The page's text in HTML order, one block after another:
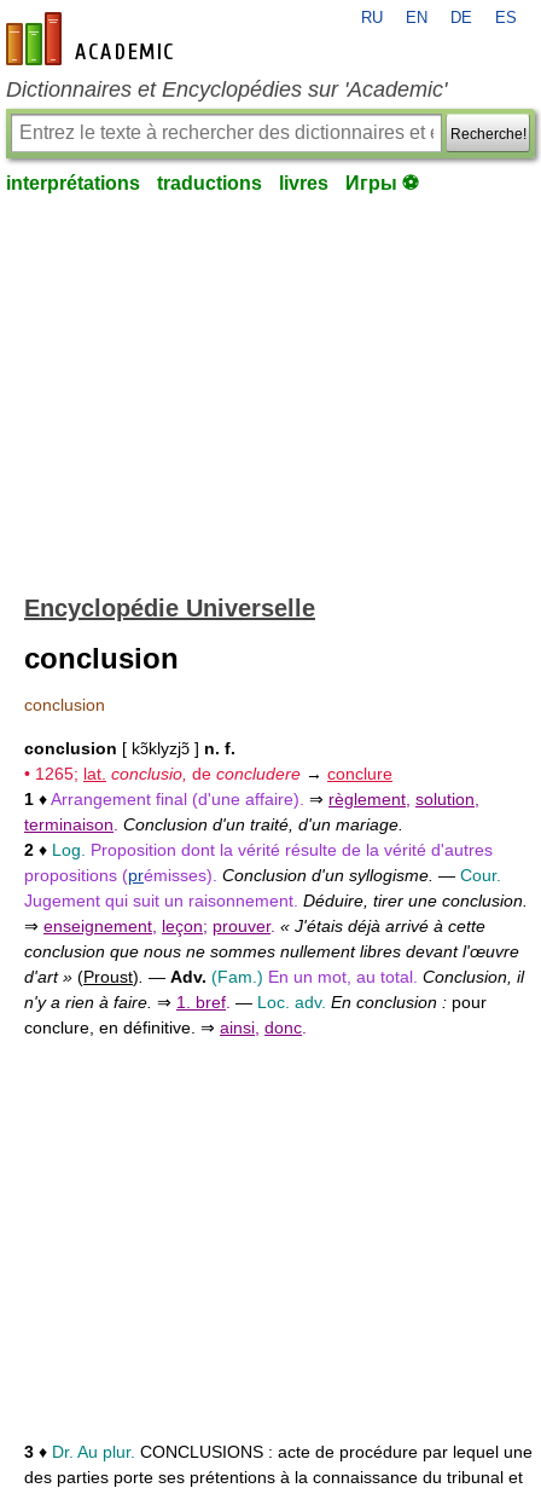
fr-academic.com
RU EN DE ES
Dictionnaires et Encyclopédies sur 'Academic'
Recherche!
interprétations traductions livres Игры ⚽
Encyclopédie Universelle
conclusion
conclusion
conclusion [ kɔ̃klyzjɔ̃ ] n. f.
• 1265; lat. conclusio, de concludere → conclure
1 ♦Arrangement final (d'une affaire). ⇒ règlement solution
terminaison Conclusion d'un traité, d'un mariage.
2 ♦ Log.
Proposition dont la vérité résulte de la vérité d'autres
propositions (prémisses). Conclusion d'un syllogisme. — Cour.
Jugement qui suit un raisonnement. Déduire, tirer une conclusion.
⇒ enseignement leçon; prouver. « J'étais déjà arrivé à cette
conclusion que nous ne sommes nullement libres devant l'œuvre
d'art » (Proust) — Adv. (Fam.) En un mot, au total. Conclusion, il
n'y a rien à faire. ⇒ 1. bref — Loc. adv. En conclusion : pour
conclure, en définitive. ⇒ ainsi donc
3 ♦ Dr. Au plur. CONCLUSIONS : acte de procédure par lequel une
des parties porte ses prétentions à la connaissance du tribunal et